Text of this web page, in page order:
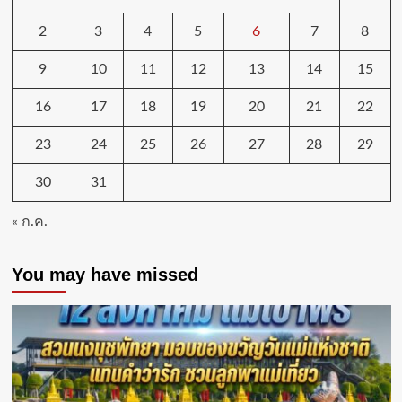
2 3 4 5 6 7 8
9 10 11 12 13 14 15
16 17 18 19 20 21 22
23 24 25 26 27 28 29
30 31
« ก.ค.
You may have missed